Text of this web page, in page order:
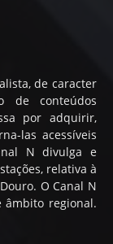
de caracter
de conteúdos
por adquirir,
las acessíveis
N divulga e
relativa à
O Canal N
âmbito regional.